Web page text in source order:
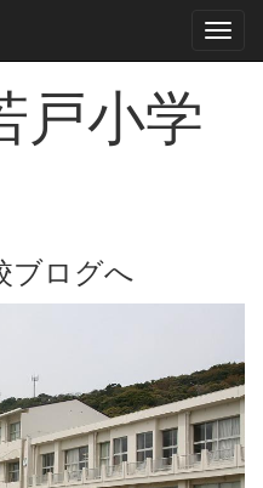
戸小学
ブログへ